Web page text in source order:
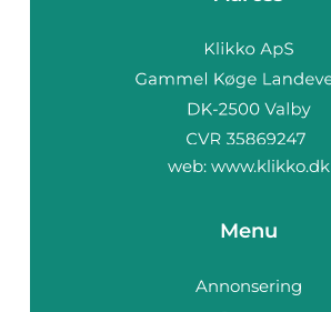
web: www.klikko.dk
Menu
Annonsering